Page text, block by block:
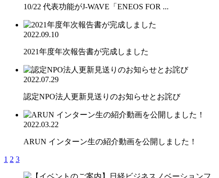
10/22 代表功能がJ-WAVE「ENEOS FOR ...
2022.09.10
2021年度年次報告書が完成しました
2022.07.29
認定NPO法人更新見送りのお知らせとお詫び
2022.03.22
ARUN インターン生の紹介動画を公開しました！
1 2 3